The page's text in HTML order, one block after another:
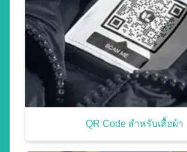
QR Code สำหรับเสื้อผ้า